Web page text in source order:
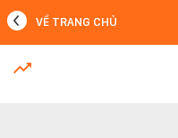
MỚI NHẤT
VỀ TRANG CHỦ